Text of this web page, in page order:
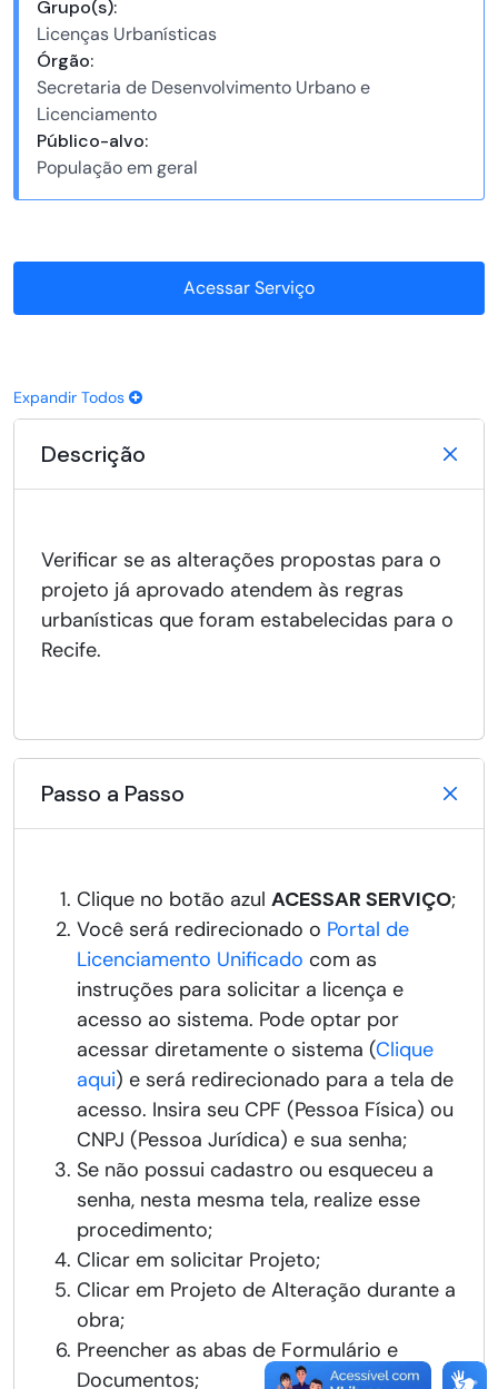
Grupo(s):
Licenças Urbanísticas
Órgão:
Secretaria de Desenvolvimento Urbano e
Licenciamento
Público-alvo:
População em geral
Acessar Serviço
Expandir Todos
Descrição
Verificar se as alterações propostas para o
projeto já aprovado atendem às regras
urbanísticas que foram estabelecidas para o
Recife.
Passo a Passo
Clique no botão azul ACESSAR SERVIÇO;
Você será redirecionado o Portal de
Licenciamento Unificado com as
instruções para solicitar a licença e
acesso ao sistema. Pode optar por
acessar diretamente o sistema (Clique
aqui) e será redirecionado para a tela de
acesso. Insira seu CPF (Pessoa Física) ou
CNPJ (Pessoa Jurídica) e sua senha;
Se não possui cadastro ou esqueceu a
senha, nesta mesma tela, realize esse
procedimento;
Clicar em solicitar Projeto;
Clicar em Projeto de Alteração durante a
obra;
Preencher as abas de Formulário e
Documentos;